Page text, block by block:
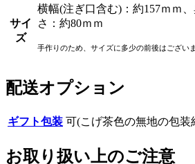
サイ
ズ
横幅(注ぎ口含む)：約157ｍｍ
さ：約80ｍｍ
手作りのため、サイズに多少の前後はござい
配送オプション
ギフト包装 可(こげ茶色の無地の包装
お取り扱い上のご注意